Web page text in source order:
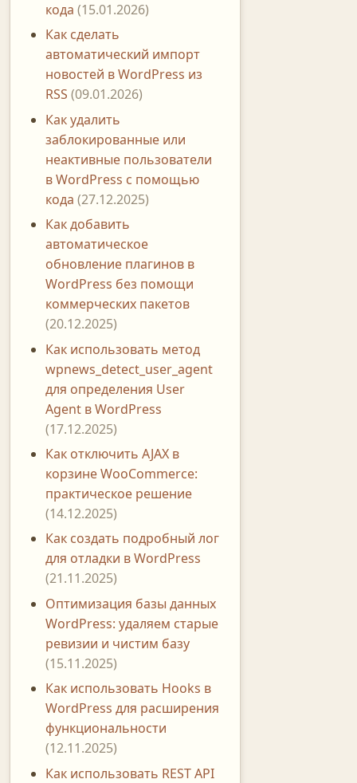
кода (15.01.2026)
Как сделать
автоматический импорт
новостей в WordPress из
RSS (09.01.2026)
Как удалить
заблокированные или
неактивные пользователи
в WordPress с помощью
кода (27.12.2025)
Как добавить
автоматическое
обновление плагинов в
WordPress без помощи
коммерческих пакетов
(20.12.2025)
Как использовать метод
wpnews_detect_user_agent
для определения User
Agent в WordPress
(17.12.2025)
Как отключить AJAX в
корзине WooCommerce:
практическое решение
(14.12.2025)
Как создать подробный лог
для отладки в WordPress
(21.11.2025)
Оптимизация базы данных
WordPress: удаляем старые
ревизии и чистим базу
(15.11.2025)
Как использовать Hooks в
WordPress для расширения
функциональности
(12.11.2025)
Как использовать REST API